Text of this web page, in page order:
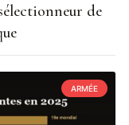
de
ARMÉE